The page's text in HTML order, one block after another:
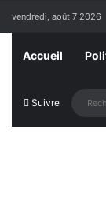
vendredi, août 7 2026
Accueil
Suivre